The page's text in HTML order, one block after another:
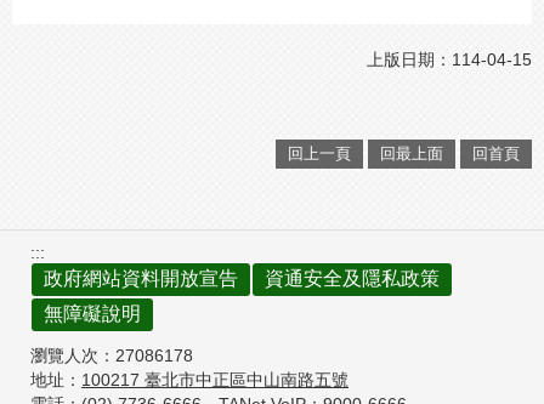
上版日期：114-04-15
回上一頁 回最上面 回首頁
:::
政府網站資料開放宣告
資通安全及隱私政策
無障礙說明
瀏覽人次： 27086178
地址： 100217 臺北市中正區中山南路五號